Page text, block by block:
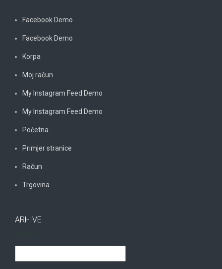
Facebook Demo
Facebook Demo
Korpa
Moj račun
My Instagram Feed Demo
My Instagram Feed Demo
Početna
Primjer stranice
Račun
Trgovina
ARHIVE